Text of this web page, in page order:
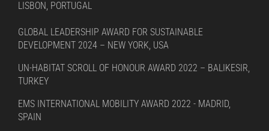
LISBON, PORTUGAL
GLOBAL LEADERSHIP AWARD FOR SUSTAINABLE
DEVELOPMENT 2024 – NEW YORK, USA
UN-HABITAT SCROLL OF HONOUR AWARD 2022 – BALIKESIR,
TURKEY
EMS INTERNATIONAL MOBILITY AWARD 2022 - MADRID,
SPAIN